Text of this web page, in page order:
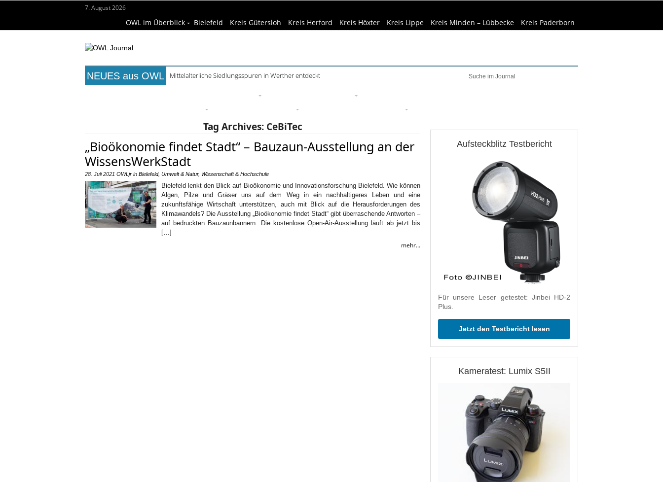
7. August 2026
OWL im Überblick Bielefeld Kreis Gütersloh Kreis Herford Kreis Höxter Kreis Lippe Kreis Minden – Lübbecke Kreis Paderborn
NEUES aus OWL Mühlenquilter auf dem Museumshof zeigen ihre Quilts
Tag Archives: CeBiTec
„Bioökonomie findet Stadt“ – Bauzaun-Ausstellung an der
WissensWerkStadt
28. Juli 2021 OWLjr in Bielefeld, Umwelt & Natur, Wissenschaft & Hochschule
Bielefeld lenkt den Blick auf Bioökonomie und Innovationsforschung Bielefeld. Wie können
Algen, Pilze und Gräser uns auf dem Weg in ein nachhaltigeres Leben und eine
zukunftsfähige Wirtschaft unterstützen, auch mit Blick auf die Herausforderungen des
Klimawandels? Die Ausstellung „Bioökonomie findet Stadt“ gibt überraschende Antworten –
auf bedruckten Bauzaunbannern. Die kostenlose Open-Air-Ausstellung läuft ab jetzt bis
[…]
mehr...
Aufsteckblitz Testbericht
Für unsere Leser getestet: Jinbei HD-2
Plus.
Jetzt den Testbericht lesen
Kameratest: Lumix S5II